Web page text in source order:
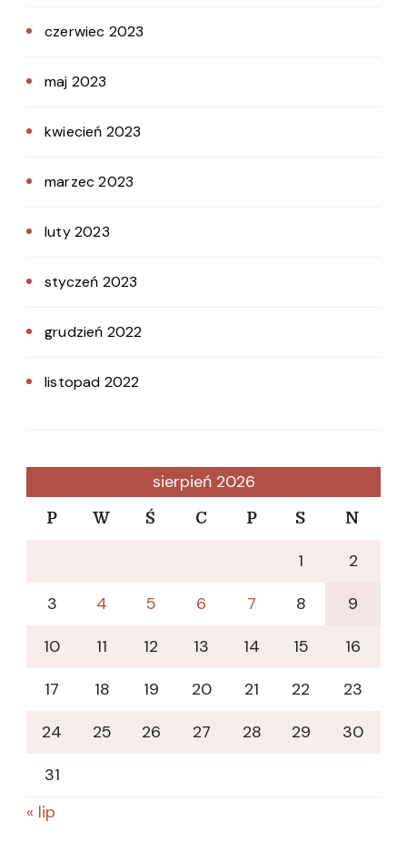
czerwiec 2023
maj 2023
kwiecień 2023
marzec 2023
luty 2023
styczeń 2023
grudzień 2022
listopad 2022
sierpień 2026
P W Ś C P S N
1
2
3
4 5 6 7 8
9
10
11 12 13 14 15
16
17
18 19 20 21 22
23
24
25 26 27 28 29
30
31
« lip